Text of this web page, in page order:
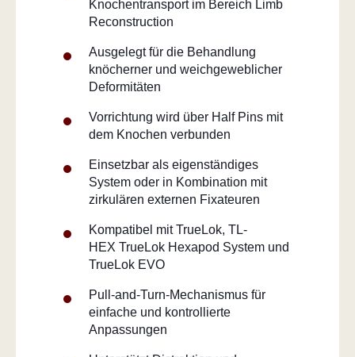
Knochentransport im Bereich Limb
Reconstruction
Ausgelegt für die Behandlung
knöcherner und weichgeweblicher
Deformitäten
Vorrichtung wird über Half Pins mit
dem Knochen verbunden
Einsetzbar als eigenständiges
System oder in Kombination mit
zirkulären externen Fixateuren
Kompatibel mit TrueLok, TL-
HEX TrueLok Hexapod System und
TrueLok EVO
Pull-and-Turn-Mechanismus für
einfache und kontrollierte
Anpassungen